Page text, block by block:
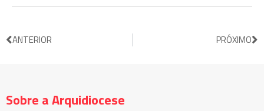
ANTERIOR PRÓXIMO
Sobre a Arquidiocese